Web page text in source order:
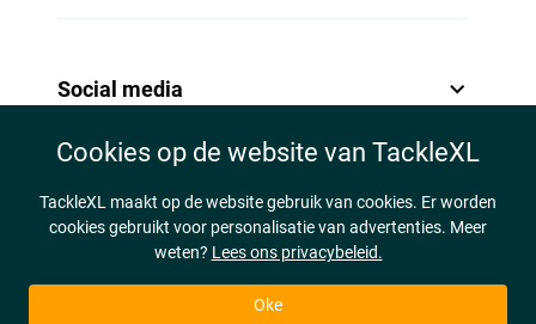
Social media
Cookies op de website van TackleXL
TackleXL maakt op de website gebruik van cookies. Er worden
cookies gebruikt voor personalisatie van advertenties. Meer
weten? Lees ons privacybeleid.
Oke